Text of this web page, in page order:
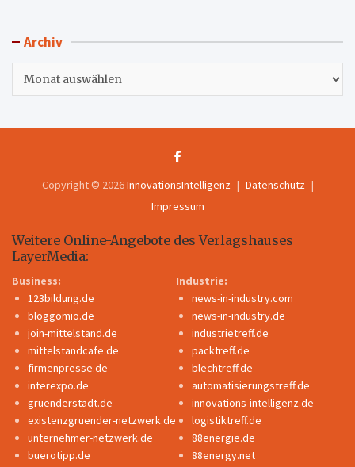
Archiv
Copyright © 2026InnovationsIntelligenz
Datenschutz
Impressum
Weitere Online-Angebote des Verlagshauses
LayerMedia:
Business:
123bildung.de
bloggomio.de
join-mittelstand.de
mittelstandcafe.de
firmenpresse.de
interexpo.de
gruenderstadt.de
existenzgruender-netzwerk.de
unternehmer-netzwerk.de
buerotipp.de
Industrie:
news-in-industry.com
news-in-industry.de
industrietreff.de
packtreff.de
blechtreff.de
automatisierungstreff.de
innovations-intelligenz.de
logistiktreff.de
88energie.de
88energy.net